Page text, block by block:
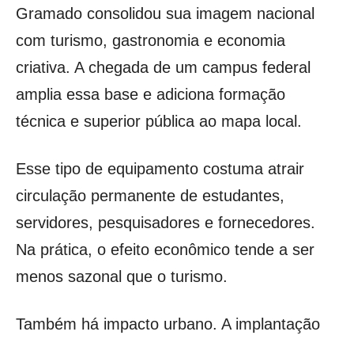
Gramado consolidou sua imagem nacional
com turismo, gastronomia e economia
criativa. A chegada de um campus federal
amplia essa base e adiciona formação
técnica e superior pública ao mapa local.
Esse tipo de equipamento costuma atrair
circulação permanente de estudantes,
servidores, pesquisadores e fornecedores.
Na prática, o efeito econômico tende a ser
menos sazonal que o turismo.
Também há impacto urbano. A implantação